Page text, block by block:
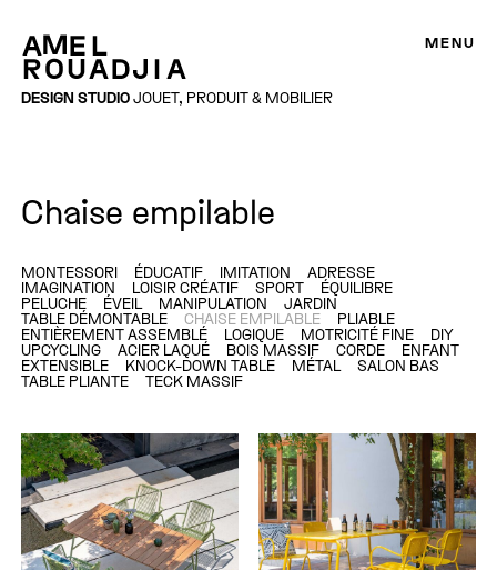
DESIGN STUDIOJOUET, PRODUIT & MOBILIER
MENU
Chaise empilable
MONTESSORI ÉDUCATIF IMITATION
ADRESSE
IMAGINATION
LOISIR CRÉATIF SPORT
ÉQUILIBRE
PELUCHE
ÉVEIL MANIPULATION
JARDIN
TABLE DÉMONTABLE
CHAISE EMPILABLE
PLIABLE
ENTIÈREMENT ASSEMBLÉ
LOGIQUE MOTRICITÉ FINE
DIY
UPCYCLING
ACIER LAQUÉ BOIS MASSIF CORDE
ENFANT
EXTENSIBLE
KNOCK-DOWN TABLE MÉTAL
SALON BAS
TABLE PLIANTE
TECK MASSIF